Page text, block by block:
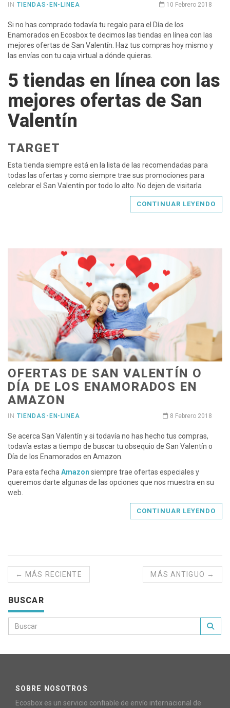
IN TIENDAS-EN-LINEA 10 Febrero 2018
Si no has comprado todavía tu regalo para el Día de los
Enamorados en Ecosbox te decimos las tiendas en línea con las
mejores ofertas de San Valentín. Haz tus compras hoy mismo y
las envías con tu caja virtual a dónde quieras.
5 tiendas en línea con las
mejores ofertas de San
Valentín
TARGET
Esta tienda siempre está en la lista de las recomendadas para
todas las ofertas y como siempre trae sus promociones para
celebrar el San Valentín por todo lo alto. No dejen de visitarla
CONTINUAR LEYENDO
OFERTAS DE SAN VALENTÍN O
DÍA DE LOS ENAMORADOS EN
AMAZON
IN TIENDAS-EN-LINEA 8 Febrero 2018
Se acerca San Valentín y si todavía no has hecho tus compras,
todavía estas a tiempo de buscar tu obsequio de San Valentín o
Día de los Enamorados en Amazon.
Para esta fecha Amazon siempre trae ofertas especiales y
queremos darte algunas de las opciones que nos muestra en su
web.
CONTINUAR LEYENDO
← MÁS RECIENTE MÁS ANTIGUO →
BUSCAR
SOBRE NOSOTROS
Ecosbox es un servicio confiable de envío internacional de